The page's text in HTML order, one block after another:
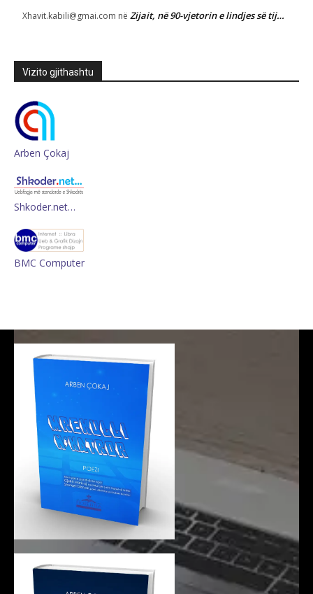
Xhavit.kabili@gmai.com në Zijait, në 90-vjetorin e lindjes së tij…
Vizito gjithashtu
Arben Çokaj
Shkoder.net…
BMC Computer